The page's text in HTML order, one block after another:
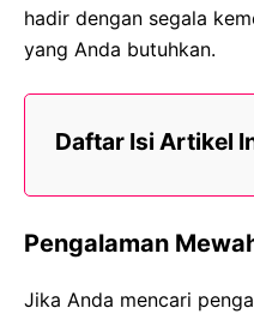
hadir dengan segala
yang Anda butuhkan.
Daftar Isi Artikel
Pengalaman
Jika Anda mencari